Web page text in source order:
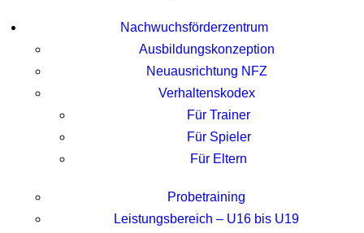
Nachwuchsförderzentrum
Ausbildungskonzeption
Neuausrichtung NFZ
Verhaltenskodex
Für Trainer
Für Spieler
Für Eltern
Probetraining
Leistungsbereich – U16 bis U19